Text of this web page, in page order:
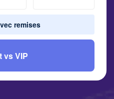
remises
vs VIP